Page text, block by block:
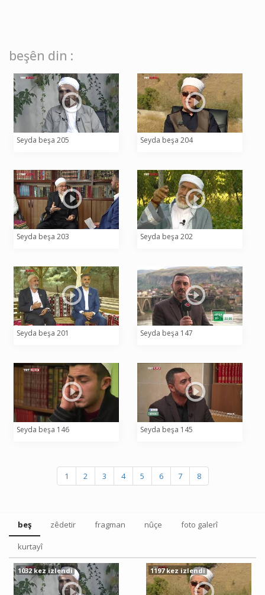
beşên din :
Seyda beşa 205 Seyda beşa 204
Seyda beşa 203 Seyda beşa 202
Seyda beşa 201 Seyda beşa 147
Seyda beşa 146 Seyda beşa 145
1 2 3 4 5 6 7 8
beş zêdetir fragman nûçe foto galerî
kurtayî
1032 kez izlendi 1197 kez izlendi